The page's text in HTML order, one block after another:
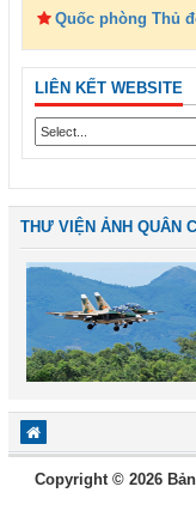
Quốc phòng Thủ
LIÊN KẾT WEBSITE
THƯ VIỆN ẢNH QUÂN
Copyright © 2026